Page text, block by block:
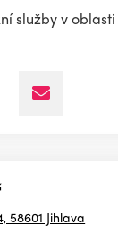
služby v
58601 Jihlava